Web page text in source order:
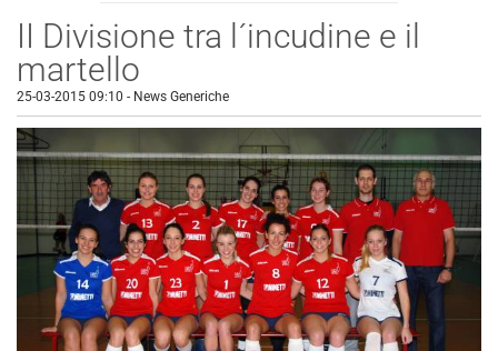
II Divisione tra l´incudine e il
martello
25-03-2015 09:10 - News Generiche